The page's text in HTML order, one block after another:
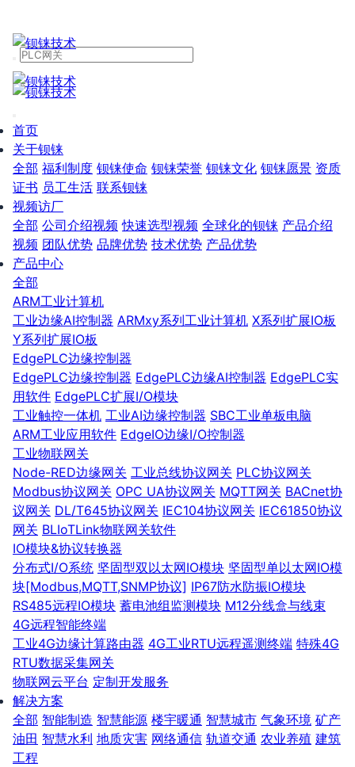
首页
关于钡铼
全部 福利制度 钡铼使命 钡铼荣誉 钡铼文化 钡铼愿景 资质
证书 员工生活 联系钡铼
视频访厂
全部 公司介绍视频 快速选型视频 全球化的钡铼 产品介绍
视频 团队优势 品牌优势 技术优势 产品优势
产品中心
全部
ARM工业计算机
工业边缘AI控制器 ARMxy系列工业计算机 X系列扩展IO板
Y系列扩展IO板
EdgePLC边缘控制器
EdgePLC边缘控制器 EdgePLC边缘AI控制器 EdgePLC实
用软件 EdgePLC扩展I/O模块
工业触控一体机 工业AI边缘控制器 SBC工业单板电脑
ARM工业应用软件 EdgeIO边缘I/O控制器
工业物联网关
Node-RED边缘网关 工业总线协议网关 PLC协议网关
Modbus协议网关 OPC UA协议网关 MQTT网关 BACnet协
议网关 DL/T645协议网关 IEC104协议网关 IEC61850协议
网关 BLIoTLink物联网关软件
IO模块&协议转换器
分布式I/O系统 坚固型双以太网IO模块 坚固型单以太网IO模
块[Modbus,MQTT,SNMP协议] IP67防水防振IO模块
RS485远程IO模块 蓄电池组监测模块 M12分线盒与线束
4G远程智能终端
工业4G边缘计算路由器 4G工业RTU远程遥测终端 特殊4G
RTU数据采集网关
物联网云平台 定制开发服务
解决方案
全部 智能制造 智慧能源 楼宇暖通 智慧城市 气象环境 矿产
油田 智慧水利 地质灾害 网络通信 轨道交通 农业养殖 建筑
工程